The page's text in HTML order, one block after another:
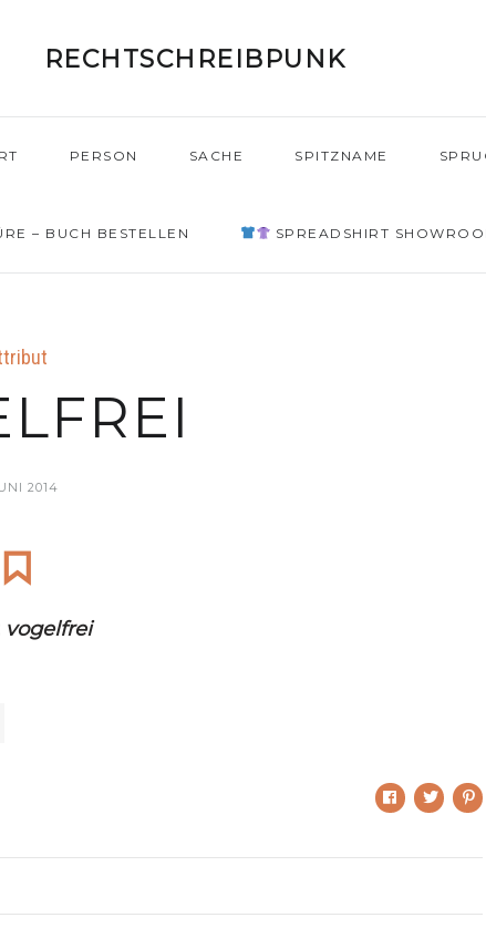
RECHTSCHREIBPUNK
PERSON SACHE SPITZNAME
– BUCH BESTELLEN SPREADSHIRT
2014
vogelfrei